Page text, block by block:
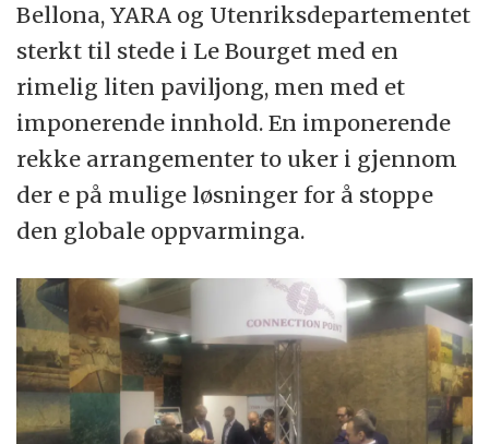
Bellona, YARA og Utenriksdepartementet
sterkt til stede i Le Bourget med en
rimelig liten paviljong, men med et
imponerende innhold. En imponerende
rekke arrangementer to uker i gjennom
der e på mulige løsninger for å stoppe
den globale oppvarminga.